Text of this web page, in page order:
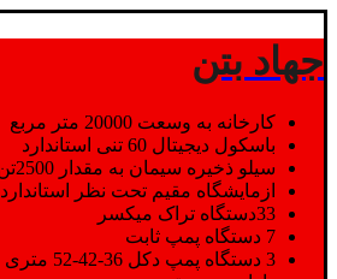
جهاد بتن
کارخانه به وسعت 20000 متر مربع
باسکول دیجیتال 60 تنی استاندارد
سیلو ذخیره سیمان به مقدار 2500تن
ازمایشگاه مقیم تحت نظر استاندارد
33دستگاه تراک میکسر
7 دستگاه پمپ ثابت
3 دستگاه پمپ دکل 36-42-52 متری